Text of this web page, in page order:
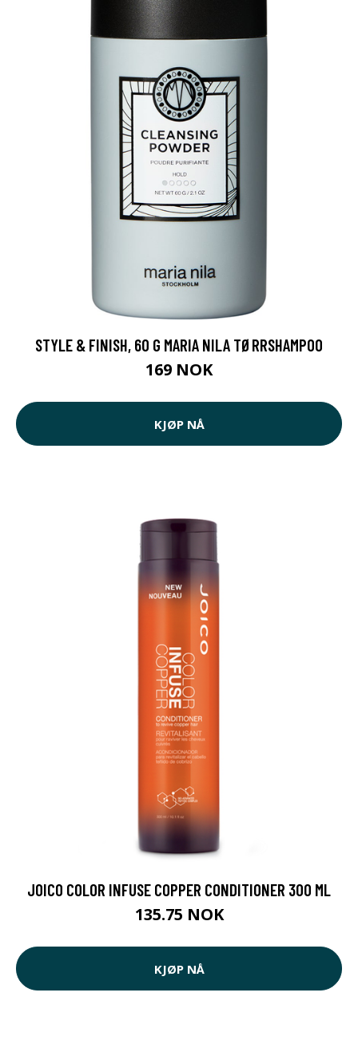
STYLE & FINISH, 60 G MARIA NILA TØRRSHAMPOO
169 NOK
KJØP NÅ
JOICO COLOR INFUSE COPPER CONDITIONER 300 ML
135.75 NOK
KJØP NÅ